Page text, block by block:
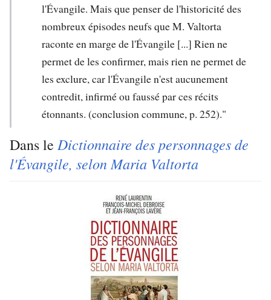
l'Évangile. Mais que penser de l'historicité des
nombreux épisodes neufs que M. Valtorta
raconte en marge de l'Évangile [...] Rien ne
permet de les confirmer, mais rien ne permet de
les exclure, car l'Évangile n'est aucunement
contredit, infirmé ou faussé par ces récits
étonnants. (conclusion commune, p. 252)."
Dans le Dictionnaire des personnages de
l'Évangile, selon Maria Valtorta